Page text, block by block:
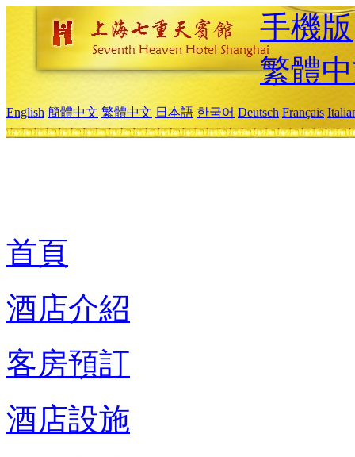
手機版
繁體
English 簡體中文 繁體中文 日本語 한국어 Deutsch Français
首頁
酒店介紹
客房預訂
酒店設施